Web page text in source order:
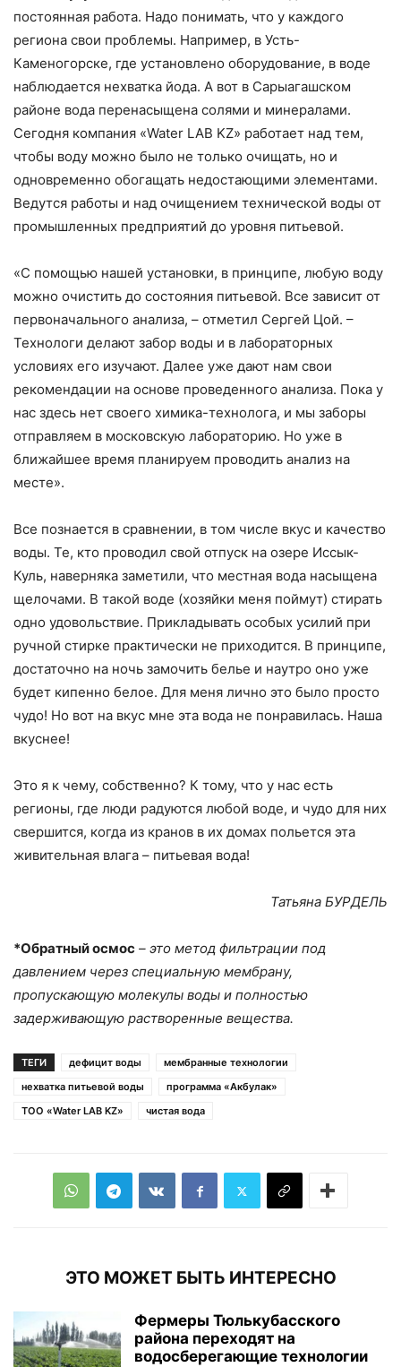
постоянная работа. Надо понимать, что у каждого
региона свои проблемы. Например, в Усть-
Каменогорске, где установлено оборудование, в воде
наблюдается нехватка йода. А вот в Сарыагашском
районе вода перенасыщена солями и минералами.
Сегодня компания «Water LAB KZ» работает над тем,
чтобы воду можно было не только очищать, но и
одновременно обогащать недостающими элементами.
Ведутся работы и над очищением технической воды от
промышленных предприятий до уровня питьевой.
«С помощью нашей установки, в принципе, любую воду
можно очистить до состояния питьевой. Все зависит от
первоначального анализа, – отметил Сергей Цой. –
Технологи делают забор воды и в лабораторных
условиях его изучают. Далее уже дают нам свои
рекомендации на основе проведенного анализа. Пока у
нас здесь нет своего химика-технолога, и мы заборы
отправляем в московскую лабораторию. Но уже в
ближайшее время планируем проводить анализ на
месте».
Все познается в сравнении, в том числе вкус и качество
воды. Те, кто проводил свой отпуск на озере Иссык-
Куль, наверняка заметили, что местная вода насыщена
щелочами. В такой воде (хозяйки меня поймут) стирать
одно удовольствие. Прикладывать особых усилий при
ручной стирке практически не приходится. В принципе,
достаточно на ночь замочить белье и наутро оно уже
будет кипенно белое. Для меня лично это было просто
чудо! Но вот на вкус мне эта вода не понравилась. Наша
вкуснее!
Это я к чему, собственно? К тому, что у нас есть
регионы, где люди радуются любой воде, и чудо для них
свершится, когда из кранов в их домах польется эта
живительная влага – питьевая вода!
Татьяна БУРДЕЛЬ
*Обратный осмос – это метод фильтрации под
давлением через специальную мембрану,
пропускающую молекулы воды и полностью
задерживающую растворенные вещества.
ТЕГИ дефицит воды
мембранные технологии
нехватка питьевой воды
программа «Акбулак»
ТОО «Water LAB KZ»
чистая вода
ЭТО МОЖЕТ БЫТЬ ИНТЕРЕСНО
Фермеры Тюлькубасского
района переходят на
водосберегающие технологии